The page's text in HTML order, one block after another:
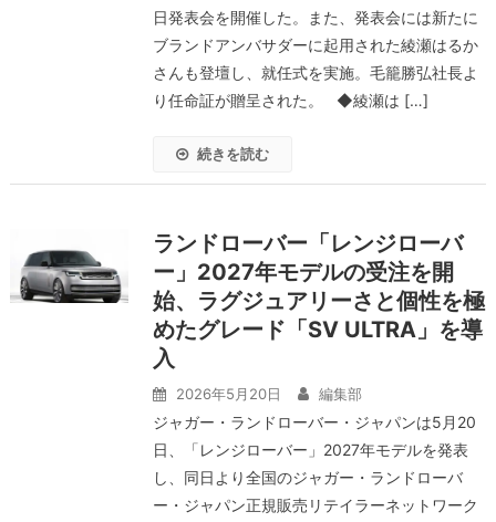
日発表会を開催した。また、発表会には新たに
ブランドアンバサダーに起用された綾瀬はるか
さんも登壇し、就任式を実施。毛籠勝弘社長よ
り任命証が贈呈された。 ◆綾瀬は […]
続きを読む
ランドローバー「レンジローバ
ー」2027年モデルの受注を開
始、ラグジュアリーさと個性を極
めたグレード「SV ULTRA」を導
入
2026年5月20日 編集部
ジャガー・ランドローバー・ジャパンは5月20
日、「レンジローバー」2027年モデルを発表
し、同日より全国のジャガー・ランドローバ
ー・ジャパン正規販売リテイラーネットワーク